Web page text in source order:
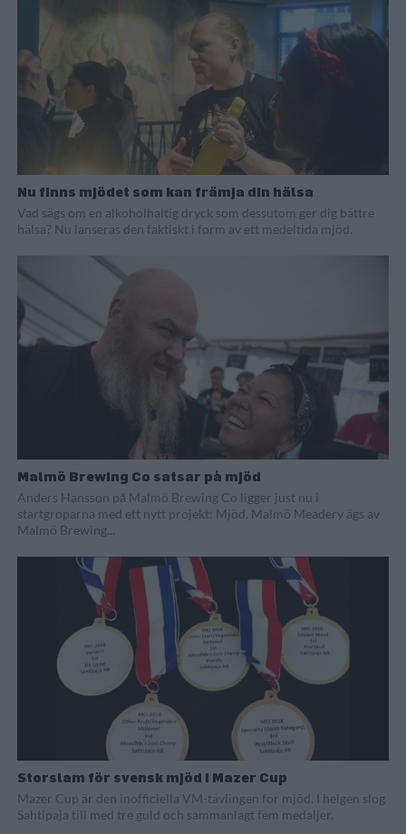
Nu finns mjödet som kan främja din hälsa
Vad sägs om en alkoholhaltig dryck som dessutom ger dig bättre
hälsa? Nu lanseras den faktiskt i form av ett medeltida mjöd.
Malmö Brewing Co satsar på mjöd
Anders Hansson på Malmö Brewing Co ligger just nu i
startgroparna med ett nytt projekt: Mjöd. Malmö Meadery ägs av
Malmö Brewing...
Storslam för svensk mjöd i Mazer Cup
Mazer Cup är den inofficiella VM-tävlingen för mjöd. I helgen slog
Sahtipaja till med tre guld och sammanlagt fem medaljer.